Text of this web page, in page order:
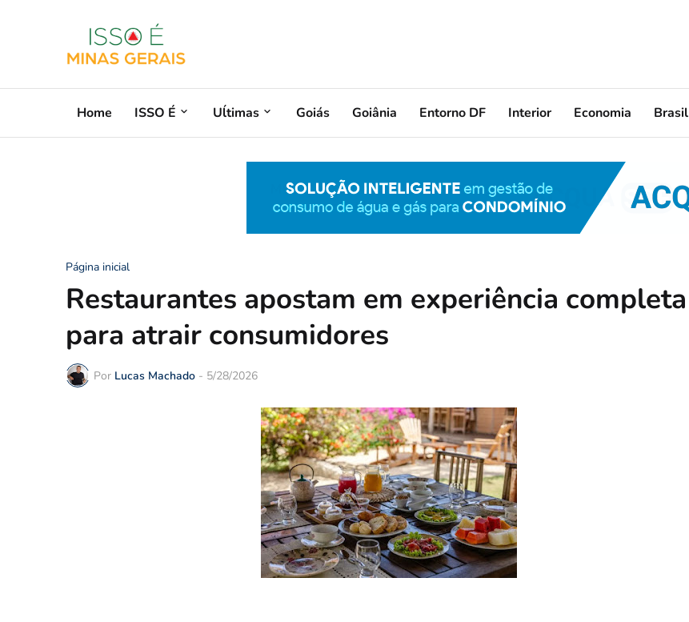
Home ISSO É Uĺtimas Goiás Goiânia Entorno DF Interior Economia Brasil
Página inicial
Restaurantes apostam em experiência completa
para atrair consumidores
Por Lucas Machado - 5/28/2026